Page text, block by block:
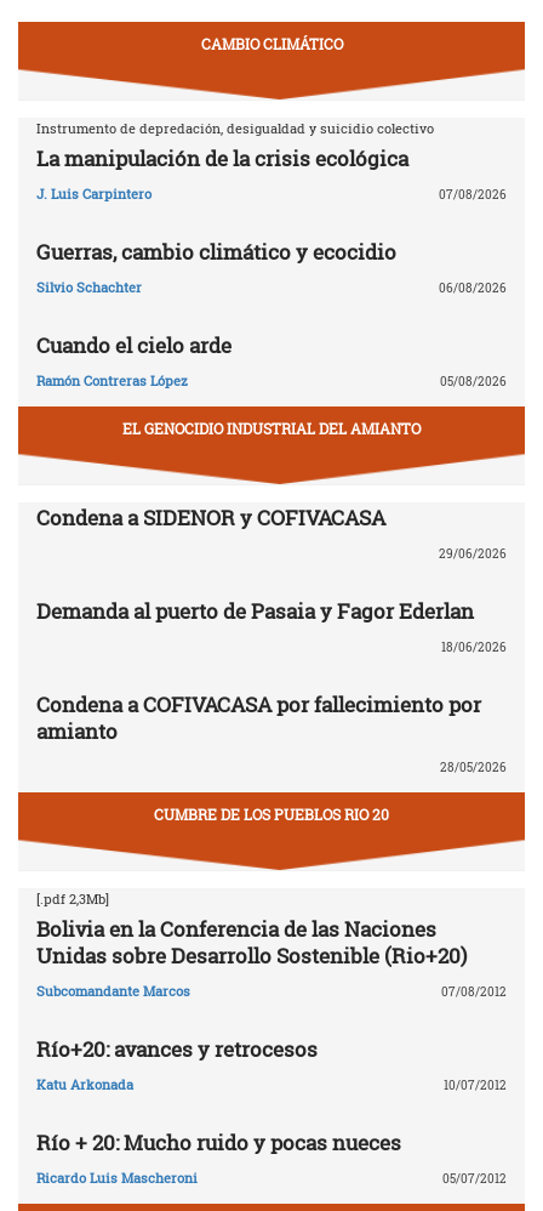
CAMBIO CLIMÁTICO
Instrumento de depredación, desigualdad y suicidio colectivo
La manipulación de la crisis ecológica
J. Luis Carpintero 07/08/2026
Guerras, cambio climático y ecocidio
Silvio Schachter 06/08/2026
Cuando el cielo arde
Ramón Contreras López 05/08/2026
EL GENOCIDIO INDUSTRIAL DEL AMIANTO
Condena a SIDENOR y COFIVACASA
29/06/2026
Demanda al puerto de Pasaia y Fagor Ederlan
18/06/2026
Condena a COFIVACASA por fallecimiento por
amianto
28/05/2026
CUMBRE DE LOS PUEBLOS RIO 20
[.pdf 2,3Mb]
Bolivia en la Conferencia de las Naciones
Unidas sobre Desarrollo Sostenible (Rio+20)
Subcomandante Marcos 07/08/2012
Río+20: avances y retrocesos
Katu Arkonada 10/07/2012
Río + 20: Mucho ruido y pocas nueces
Ricardo Luis Mascheroni 05/07/2012